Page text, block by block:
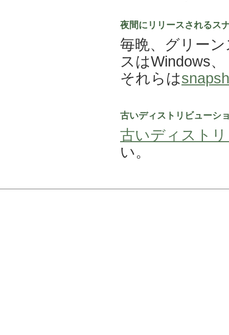
夜間にリリースされるス
毎晩、グリー
スはWindows
それらは
古いディストリビューシ
古いディスト
い。